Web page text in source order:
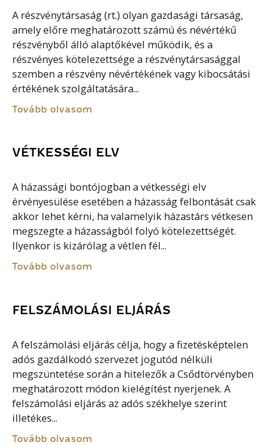
A részvénytársaság (rt.) olyan gazdasági társaság,
amely előre meghatározott számú és névértékű
részvényből álló alaptőkével működik, és a
részvényes kötelezettsége a részvénytársasággal
szemben a részvény névértékének vagy kibocsátási
értékének szolgáltatására...
Tovább olvasom
VÉTKESSÉGI ELV
A házassági bontójogban a vétkességi elv
érvényesülése esetében a házasság felbontását csak
akkor lehet kérni, ha valamelyik házastárs vétkesen
megszegte a házasságból folyó kötelezettségét.
Ilyenkor is kizárólag a vétlen fél...
Tovább olvasom
FELSZÁMOLÁSI ELJÁRÁS
A felszámolási eljárás célja, hogy a fizetésképtelen
adós gazdálkodó szervezet jogutód nélküli
megszüntetése során a hitelezők a Csődtörvényben
meghatározott módon kielégítést nyerjenek. A
felszámolási eljárás az adós székhelye szerint
illetékes...
Tovább olvasom